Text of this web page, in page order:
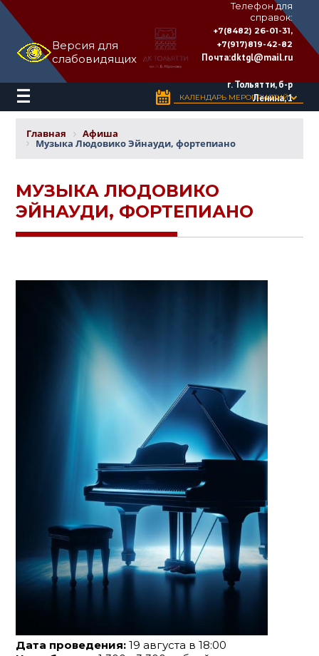
Версия для
слабовидящих
ДВОРЕЦ
КУЛЬТУРЫ
«ТОЛЬЯТТИ»
имени
Телефон для
справок:
+7(8482) 26-01-31,
+7(917)819-42-82
Почта:dktgl@mail.ru
г. Тольятти, б-р
Ленина, 1
КАЛЕНДАРЬ МЕРОПРИЯТИЙ
Главная Афиша
Музыка Людовико Эйнауди, фортепиано
МУЗЫКА ЛЮДОВИКО
ЭЙНАУДИ, ФОРТЕПИАНО
Дата проведения: 19 августа в 18:00